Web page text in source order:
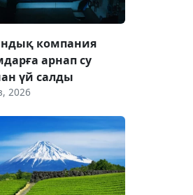
компания
арнап су
үй салды
2026